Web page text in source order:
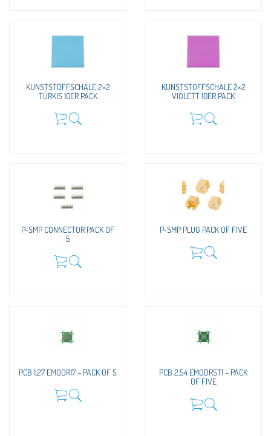
KUNSTSTOFFSCHALE 2×2
TÜRKIS 10ER PACK
KUNSTSTOFFSCHALE 2×2
VIOLETT 10ER PACK
P-SMP CONNECTOR PACK OF
5
P-SMP PLUG PACK OF FIVE
PCB 1,27 EMODR17 – PACK OF 5
PCB 2,54 EMODRST1 – PACK
OF FIVE